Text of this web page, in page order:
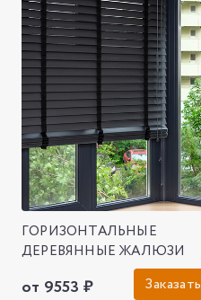
ГОРИЗОНТАЛЬНЫЕ
ДЕРЕВЯННЫЕ ЖАЛЮЗИ
от 9553 ₽ Заказать